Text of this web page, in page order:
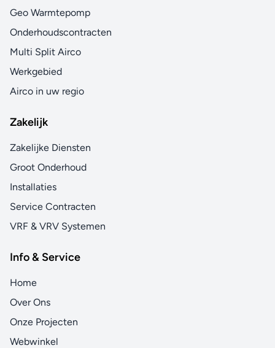
Geo Warmtepomp
Onderhoudscontracten
Multi Split Airco
Werkgebied
Airco in uw regio
Zakelijk
Zakelijke Diensten
Groot Onderhoud
Installaties
Service Contracten
VRF & VRV Systemen
Info & Service
Home
Over Ons
Onze Projecten
Webwinkel